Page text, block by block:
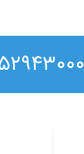
۵۲۹۴۳۰۰۰